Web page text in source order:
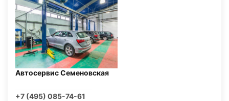
Автосервис Семеновская
+7 (495) 085-74-61